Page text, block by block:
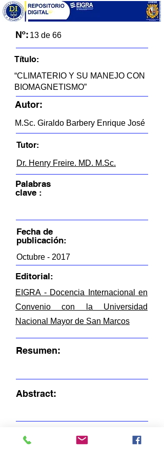
Nº: 13 de 66
Título:
“CLIMATERIO Y SU MANEJO CON
BIOMAGNETISMO”
Autor:
M.Sc. Giraldo Barbery Enrique José
Tutor:
Dr. Henry Freire. MD. M.Sc.
Palabras
clave :
Fecha de
publicación:
Octubre - 2017
Editorial:
EIGRA - Docencia Internacional en
Convenio con la Universidad
Nacional Mayor de San Marcos
Resumen:
Abstract:
FICHEROS EN ESTE ITEM: